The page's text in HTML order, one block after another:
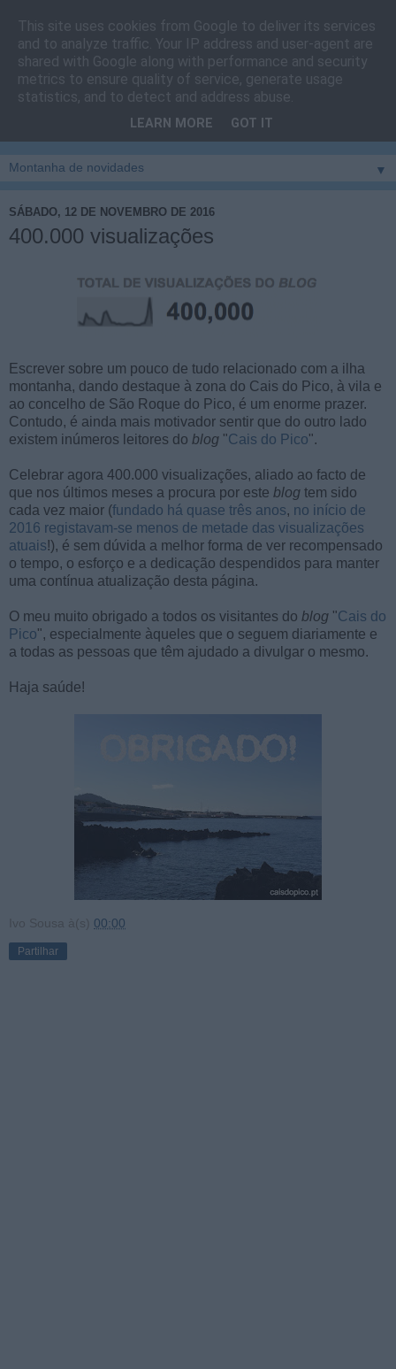
Cais do Pico
Blog sobre um pouco de tudo relacionado com a ilha
vila e ao concelho de São Roque do Pico
▼
SÁBADO, 12 DE NOVEMBRO DE 2016
400.000 visualizações
Escrever sobre um pouco de tudo relacionado com a ilha
montanha, dando destaque à zona do Cais do Pico, à vila e
ao concelho de São Roque do Pico, é um enorme prazer.
Contudo, é ainda mais motivador sentir que do outro lado
existem inúmeros leitores do blog "Cais do Pico".
Celebrar agora 400.000 visualizações, aliado ao facto de
que nos últimos meses a procura por este blog tem sido
cada vez maior (fundado há quase três anos, no início de
2016 registavam-se menos de metade das visualizações
atuais!), é sem dúvida a melhor forma de ver recompensado
o tempo, o esforço e a dedicação despendidos para manter
uma contínua atualização desta página.
O meu muito obrigado a todos os visitantes do blog "Cais do
Pico", especialmente àqueles que o seguem diariamente e
a todas as pessoas que têm ajudado a divulgar o mesmo.
Haja saúde!
Ivo Sousa à(s) 00:00
Partilhar
This site uses cookies from Google to deliver its services
and to analyze traffic. Your IP address and user-agent are
shared with Google along with performance and security
metrics to ensure quality of service, generate usage
statistics, and to detect and address abuse.
LEARN MORE GOT IT